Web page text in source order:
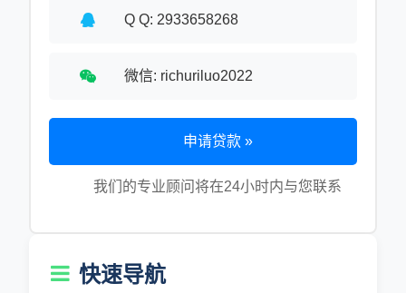
Q Q: 2933658268
微信: richuriluo2022
申请贷款 »
我们的专业顾问将在24小时内与您联系
快速导航